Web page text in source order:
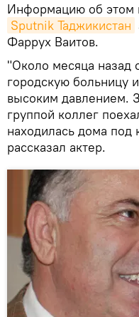
Информацию об этом
Sputnik Таджикистан
Фаррух Ваитов.
"Около месяца назад
городскую больницу
высоким давлением.
группой коллег
находилась дома
рассказал актер.